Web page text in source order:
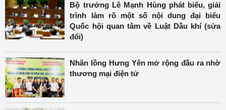
Bộ trưởng Lê Mạnh Hùng phát biểu, giải
trình làm rõ một số nội dung đại biểu
Quốc hội quan tâm về Luật Dầu khí (sửa
đổi)
Nhãn lồng Hưng Yên mở rộng đầu ra nhờ
thương mại điện tử